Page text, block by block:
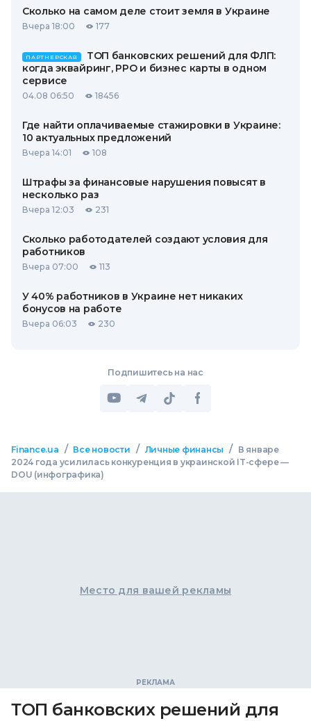
Сколько на самом деле стоит земля в Украине
Вчера 18:00 177
ПАРТНЕРСКАЯ
ТОП банковских решений для ФЛП:
когда эквайринг, РРО и бизнес карты в одном
сервисе
04.08 06:50 18456
Где найти оплачиваемые стажировки в Украине:
10 актуальных предложений
Вчера 14:01 108
Штрафы за финансовые нарушения повысят в
несколько раз
Вчера 12:03 231
Сколько работодателей создают условия для
работников
Вчера 07:00 113
У 40% работников в Украине нет никаких
бонусов на работе
Вчера 06:03 230
Подпишитесь на нас
Finance.ua / Все новости / Личные финансы /
В январе
2024 года усилилась конкуренция в украинской IT-сфере —
DOU (инфографика)
Место для вашей рекламы
ТОП банковских решений для